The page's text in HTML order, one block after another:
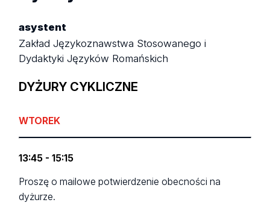
asystent
Zakład Językoznawstwa Stosowanego i
Dydaktyki Języków Romańskich
DYŻURY CYKLICZNE
WTOREK
13:45 - 15:15
Proszę o mailowe potwierdzenie obecności na
dyżurze.